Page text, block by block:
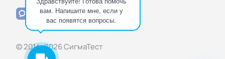
вам. Напишите мне, если у
вас появятся вопросы.
© 2014–2026 СигмаТест